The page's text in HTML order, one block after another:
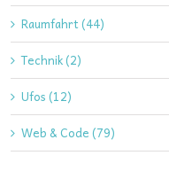
Raumfahrt (44)
Technik (2)
Ufos (12)
Web & Code (79)